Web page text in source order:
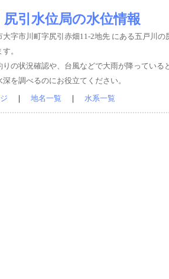
尻引水位局の水位情報
大字市川町字尻引赤畑11-2地先 にある五戸川
。
りの状況確認や、台風などで大雨が降っている
を調べるのにお役立てください。
地名一覧 水系一覧